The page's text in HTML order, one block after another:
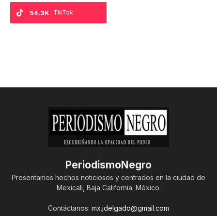
TikTok
54.3K
PeriodismoNegro
Presentamos hechos noticiosos y centrados en la ciudad de
Mexicali, Baja California. México.
Contáctanos: mx.jdelgado@gmail.com